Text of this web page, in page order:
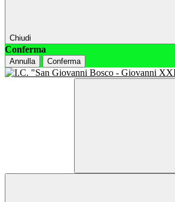
Chiudi
Conferma
Annulla Conferma